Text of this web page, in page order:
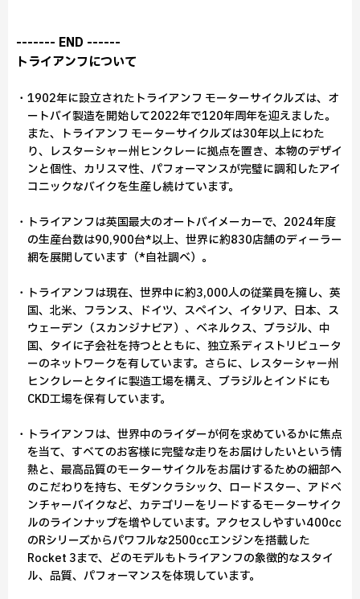
------- END ------
トライアンフについて
・1902年に設立されたトライアンフ モーターサイクルズは、オ
ートバイ製造を開始して2022年で120年周年を迎えました。
また、トライアンフ モーターサイクルズは30年以上にわた
り、レスターシャー州ヒンクレーに拠点を置き、本物のデザイ
ンと個性、カリスマ性、パフォーマンスが完璧に調和したアイ
コニックなバイクを生産し続けています。
・トライアンフは英国最大のオートバイメーカーで、2024年度
の生産台数は90,900台*以上、世界に約830店舗のディーラー
網を展開しています（*自社調べ）。
・トライアンフは現在、世界中に約3,000人の従業員を擁し、英
国、北米、フランス、ドイツ、スペイン、イタリア、日本、ス
ウェーデン（スカンジナビア）、ベネルクス、ブラジル、中
国、タイに子会社を持つとともに、独立系ディストリビュータ
ーのネットワークを有しています。さらに、レスターシャー州
ヒンクレーとタイに製造工場を構え、ブラジルとインドにも
CKD工場を保有しています。
・トライアンフは、世界中のライダーが何を求めているかに焦点
を当て、すべてのお客様に完璧な走りをお届けしたいという情
熱と、最高品質のモーターサイクルをお届けするための細部へ
のこだわりを持ち、モダンクラシック、ロードスター、アドベ
ンチャーバイクなど、カテゴリーをリードするモーターサイク
ルのラインナップを増やしています。アクセスしやすい400cc
のRシリーズからパワフルな2500ccエンジンを搭載した
Rocket 3まで、どのモデルもトライアンフの象徴的なスタイ
ル、品質、パフォーマンスを体現しています。